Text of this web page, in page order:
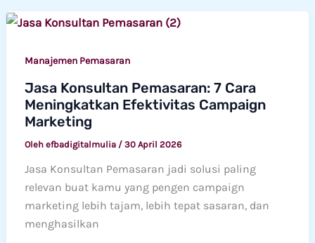
Manajemen Pemasaran
Jasa Konsultan Pemasaran: 7 Cara
Meningkatkan Efektivitas Campaign
Marketing
Oleh efbadigitalmulia / 30 April 2026
Jasa Konsultan Pemasaran jadi solusi paling
relevan buat kamu yang pengen campaign
marketing lebih tajam, lebih tepat sasaran, dan
menghasilkan